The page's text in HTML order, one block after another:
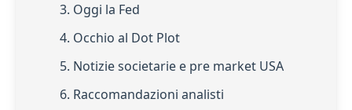
3. Oggi la Fed
4. Occhio al Dot Plot
5. Notizie societarie e pre market USA
6. Raccomandazioni analisti